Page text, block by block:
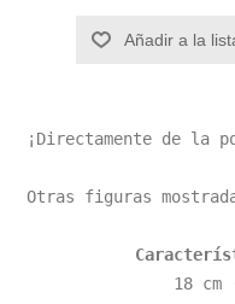
Añadir a la
¡Directamente de la
Otras figuras
18 cm